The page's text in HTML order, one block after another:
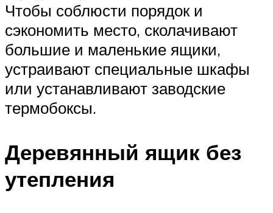
Чтобы соблюсти порядок и
сэкономить место, сколачивают
большие и маленькие ящики,
устраивают специальные шкафы
или устанавливают заводские
термобоксы.
Деревянный ящик без
утепления